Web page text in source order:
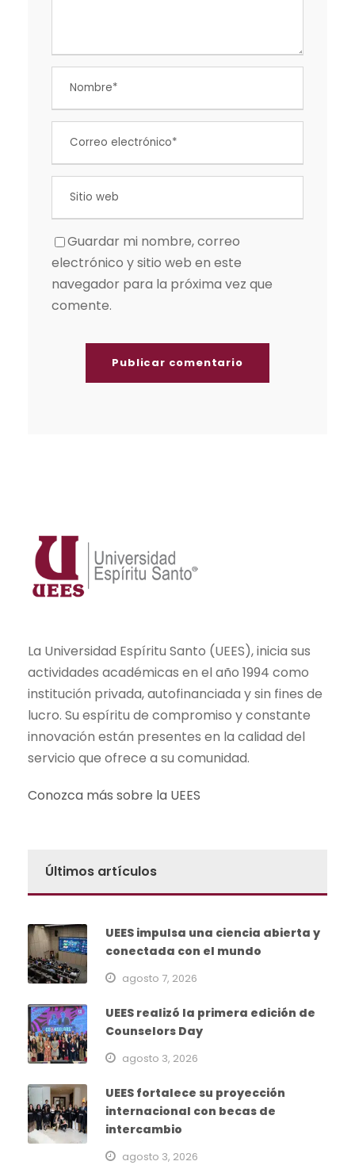
Guardar mi nombre, correo
electrónico y sitio web en este
navegador para la próxima vez que
comente.
La Universidad Espíritu Santo (UEES), inicia sus
actividades académicas en el año 1994 como
institución privada, autofinanciada y sin fines de
lucro. Su espíritu de compromiso y constante
innovación están presentes en la calidad del
servicio que ofrece a su comunidad.
Conozca más sobre la UEES
Últimos artículos
UEES impulsa una ciencia abierta y
conectada con el mundo
agosto 7, 2026
UEES realizó la primera edición de
Counselors Day
agosto 3, 2026
UEES fortalece su proyección
internacional con becas de
intercambio
agosto 3, 2026